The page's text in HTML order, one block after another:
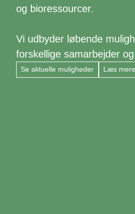
og bioressourcer.
Vi udbyder løbende
forskellige samarbejder
Se aktuelle muligheder Læs